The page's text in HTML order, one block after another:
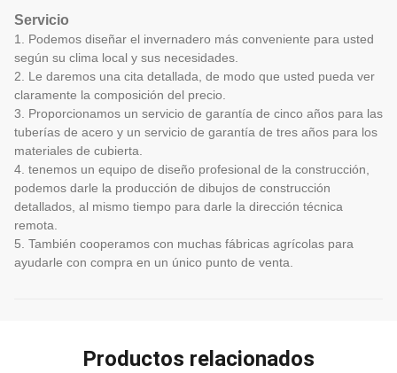
Servicio
1. Podemos diseñar el invernadero más conveniente para usted
según su clima local y sus necesidades.
2. Le daremos una cita detallada, de modo que usted pueda ver
claramente la composición del precio.
3. Proporcionamos un servicio de garantía de cinco años para las
tuberías de acero y un servicio de garantía de tres años para los
materiales de cubierta.
4. tenemos un equipo de diseño profesional de la construcción,
podemos darle la producción de dibujos de construcción
detallados, al mismo tiempo para darle la dirección técnica
remota.
5. También cooperamos con muchas fábricas agrícolas para
ayudarle con compra en un único punto de venta.
Productos relacionados